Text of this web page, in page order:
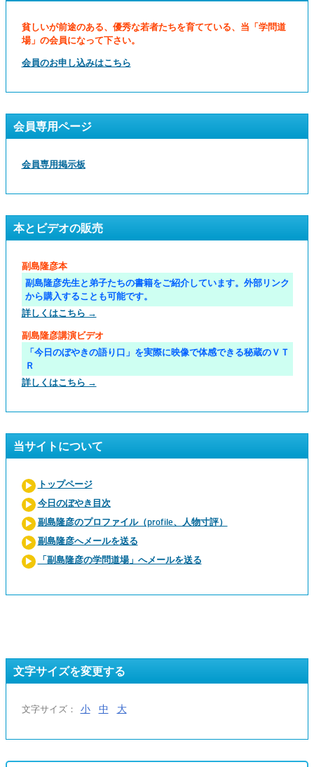
貧しいが前途のある、優秀な若者たちを育てている、当「学問道
場」の会員になって下さい。
会員のお申し込みはこちら
会員専用ページ
会員専用掲示板
本とビデオの販売
副島隆彦本
副島隆彦先生と弟子たちの書籍をご紹介しています。外部リンク
から購入することも可能です。
詳しくはこちら →
副島隆彦講演ビデオ
「今日のぼやきの語り口」を実際に映像で体感できる秘蔵のＶＴ
Ｒ
詳しくはこちら →
当サイトについて
トップページ
今日のぼやき目次
副島隆彦のプロファイル（profile、人物寸評）
副島隆彦へメールを送る
「副島隆彦の学問道場」へメールを送る
文字サイズを変更する
文字サイズ： 小 中 大